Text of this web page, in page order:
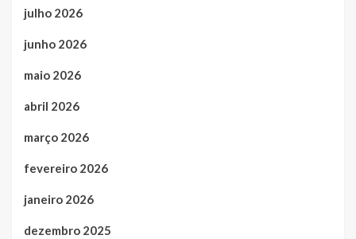
julho 2026
junho 2026
maio 2026
abril 2026
março 2026
fevereiro 2026
janeiro 2026
dezembro 2025